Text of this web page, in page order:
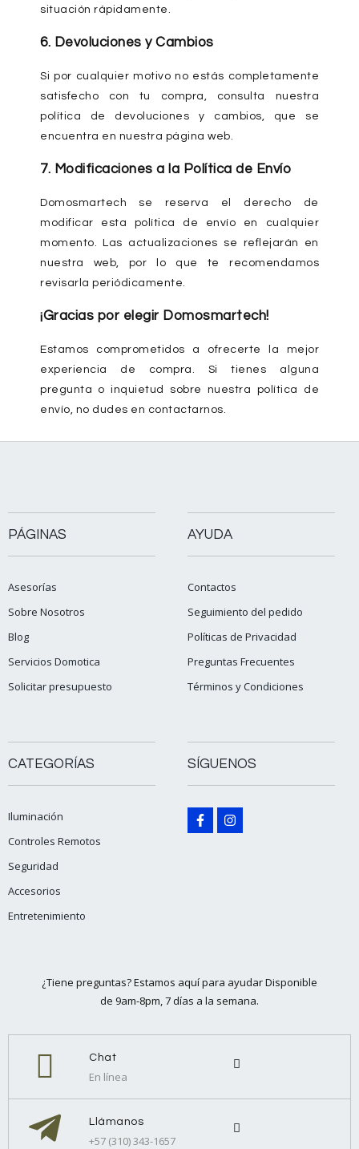
situación rápidamente.
6. Devoluciones y Cambios
Si por cualquier motivo no estás completamente
satisfecho con tu compra, consulta nuestra
política de devoluciones y cambios, que se
encuentra en nuestra página web.
7. Modificaciones a la Política de Envío
Domosmartech se reserva el derecho de
modificar esta política de envío en cualquier
momento. Las actualizaciones se reflejarán en
nuestra web, por lo que te recomendamos
revisarla periódicamente.
¡Gracias por elegir Domosmartech!
Estamos comprometidos a ofrecerte la mejor
experiencia de compra. Si tienes alguna
pregunta o inquietud sobre nuestra política de
envío, no dudes en contactarnos.
PÁGINAS
Asesorías
Sobre Nosotros
Blog
Servicios Domotica
Solicitar presupuesto
AYUDA
Contactos
Seguimiento del pedido
Políticas de Privacidad
Preguntas Frecuentes
Términos y Condiciones
CATEGORÍAS
Iluminación
Controles Remotos
Seguridad
Accesorios
Entretenimiento
SÍGUENOS
¿Tiene preguntas? Estamos aquí para ayudar Disponible
de 9am-8pm, 7 días a la semana.
Chat
En línea
Llámanos
+57 (310) 343-1657